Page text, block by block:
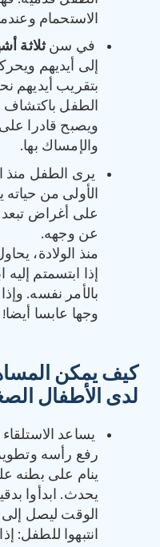
الاستحمام
في سنثلاثة
إلى أيديهم
بتقريب أيديهم
الطفل باكتشاف
ويصبح قادرا
والإمساك بها.
يرى الطفل منذ
الأولى من
عن وجهه.
منذ الولادة،
إذا ابتسمتم
بالأمر نفسه.
وجها عابسا أيضا!
كيف يمكن
لدى الأطفال
يساعد
رفع رأسه
ينام على بطنه
يحدث. ابدأوا
انتبهوا للطفل: